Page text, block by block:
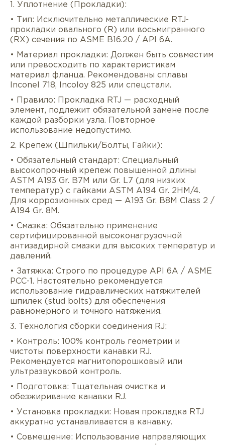
1. Уплотнение (Прокладки):
• Тип: Исключительно металлические RTJ-
прокладки овального (R) или восьмигранного
(RX) сечения по ASME B16.20 / API 6A.
• Материал прокладки: Должен быть совместим
или превосходить по характеристикам
материал фланца. Рекомендованы сплавы
Inconel 718, Incoloy 825 или спецстали.
• Правило: Прокладка RTJ — расходный
элемент, подлежит обязательной замене после
каждой разборки узла. Повторное
использование недопустимо.
2. Крепеж (Шпильки/Болты, Гайки):
• Обязательный стандарт: Специальный
высокопрочный крепеж повышенной длины
ASTM A193 Gr. B7M или Gr. L7 (для низких
температур) с гайками ASTM A194 Gr. 2HM/4.
Для коррозионных сред — A193 Gr. B8M Class 2 /
A194 Gr. 8M.
• Смазка: Обязательно применение
сертифицированной высоконагрузочной
антизадирной смазки для высоких температур и
давлений.
• Затяжка: Строго по процедуре API 6A / ASME
PCC-1. Настоятельно рекомендуется
использование гидравлических натяжителей
шпилек (stud bolts) для обеспечения
равномерного и точного натяжения.
3. Технология сборки соединения RJ:
• Контроль: 100% контроль геометрии и
чистоты поверхности канавки RJ.
Рекомендуется магнитопорошковый или
ультразвуковой контроль.
• Подготовка: Тщательная очистка и
обезжиривание канавки RJ.
• Установка прокладки: Новая прокладка RTJ
аккуратно устанавливается в канавку.
• Совмещение: Использование направляющих